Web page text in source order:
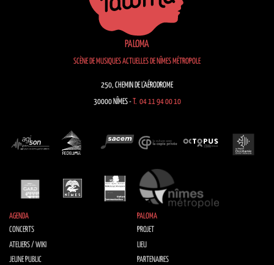
PALOMA
SCÈNE DE MUSIQUES ACTUELLES DE NÎMES MÉTROPOLE
250, CHEMIN DE L’AÉRODROME
30000 NÎMES -T. 04 11 94 00 10
AGENDA
CONCERTS
ATELIERS / WIKI
JEUNE PUBLIC
PALOMA
PROJET
LIEU
PARTENAIRES